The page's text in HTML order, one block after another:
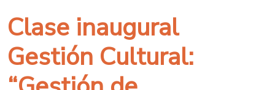
Clase inaugural
Gestión Cultural: